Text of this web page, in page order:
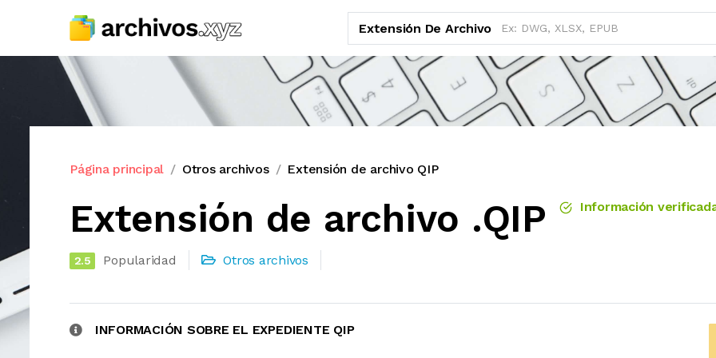
Extensión De Archivo
Página principal Otros archivos Extensión de archivo QIP
Extensión de archivo .QIP Información
2.5 Popularidad Otros archivos
INFORMACIÓN SOBRE EL EXPEDIENTE QIP